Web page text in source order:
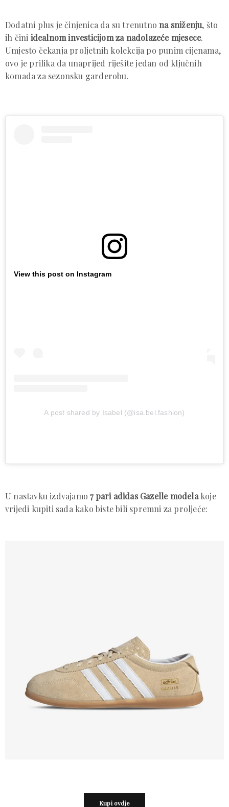
Dodatni plus je činjenica da su trenutnona sniženju, što
ih čini idealnom investicijom za nadolazeće mjesece.
Umjesto čekanja proljetnih kolekcija po punim cijenama,
ovo je prilika da unaprijed riješite jedan od ključnih
komada za sezonsku garderobu.
View this post on Instagram
A post shared by Isabel (@isa.bel.fashion)
U nastavku izdvajamo 7 pari adidas Gazelle modelakoje
vrijedi kupiti sada kako biste bili spremni za proljeće:
Kupi ovdje